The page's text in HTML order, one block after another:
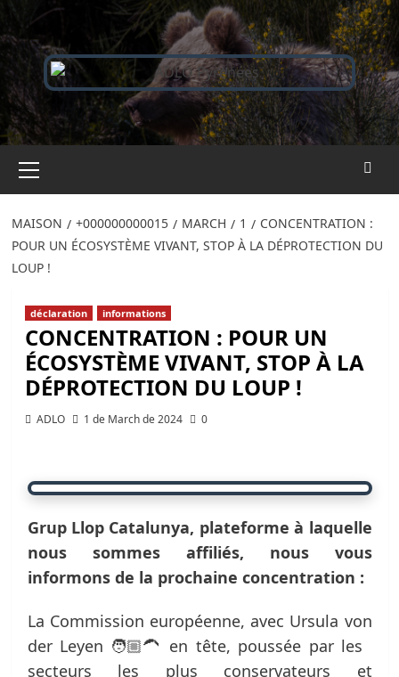
Passer
au
contenu
principal
MAISON +000000000015 MARCH 1
CONCENTRATION :
POUR UN ÉCOSYSTÈME VIVANT, STOP À LA DÉPROTECTION DU
LOUP !
déclaration informations
CONCENTRATION : POUR UN
ÉCOSYSTÈME VIVANT, STOP À LA
DÉPROTECTION DU LOUP !
ADLO 1 de March de 2024 0
Grup Llop Catalunya, plateforme à laquelle
nous sommes affiliés, nous vous
informons de la prochaine concentration :
La Commission européenne, avec Ursula von
der Leyen 🧑🏼‍🦱 en tête, poussée par les
secteurs les plus conservateurs et